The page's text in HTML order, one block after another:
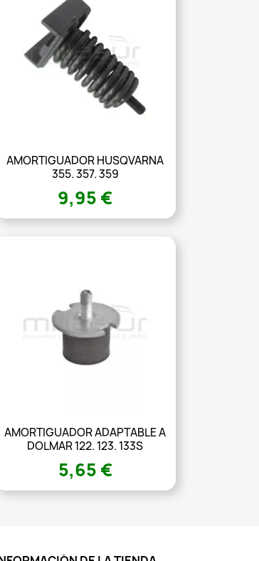
AMORTIGUADOR HUSQVARNA
355. 357. 359
9,95 €
AMORTIGUADOR ADAPTABLE A
DOLMAR 122. 123. 133S
5,65 €